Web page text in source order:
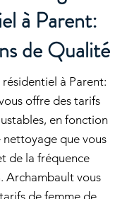
à Parent:
de Qualité
à Parent:
offre des tarifs
en fonction
nettoyage que vous
de la fréquence
Archambault vous
de femme de